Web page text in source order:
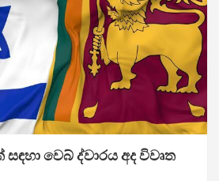
සඳහා වෙබ් ද්වාරය අද විවෘත